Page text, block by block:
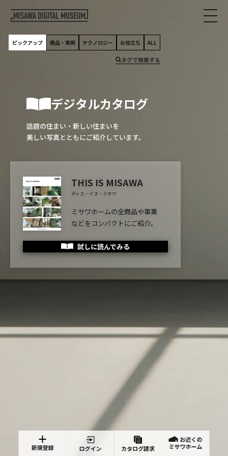
ピックアップ 商品・実例 テクノロジー お役立ち ALL
タグで検索する
デジタルカタログ
話題の住まい・新しい住まいを
美しい写真とともにご紹介しています。
THIS IS MISAWA
ディス・イズ・ミサワ
ミサワホームの全商品や事業
などをコンパクトにご紹介。
試しに読んでみる
新規登録 ログイン カタログ請求
お近くの
ミサワホーム